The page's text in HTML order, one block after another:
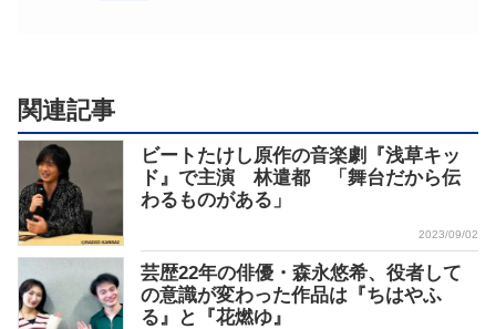
関連記事
ビートたけし原作の音楽劇『浅草キッ
ド』で主演 林遣都 「舞台だから伝
わるものがある」
2023/09/02
芸歴22年の俳優・森永悠希、役者して
の意識が変わった作品は『ちはやふ
る』と『花燃ゆ』